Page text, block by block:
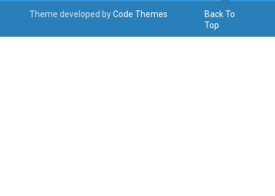
Theme developed byCode Themes
Back To
Top